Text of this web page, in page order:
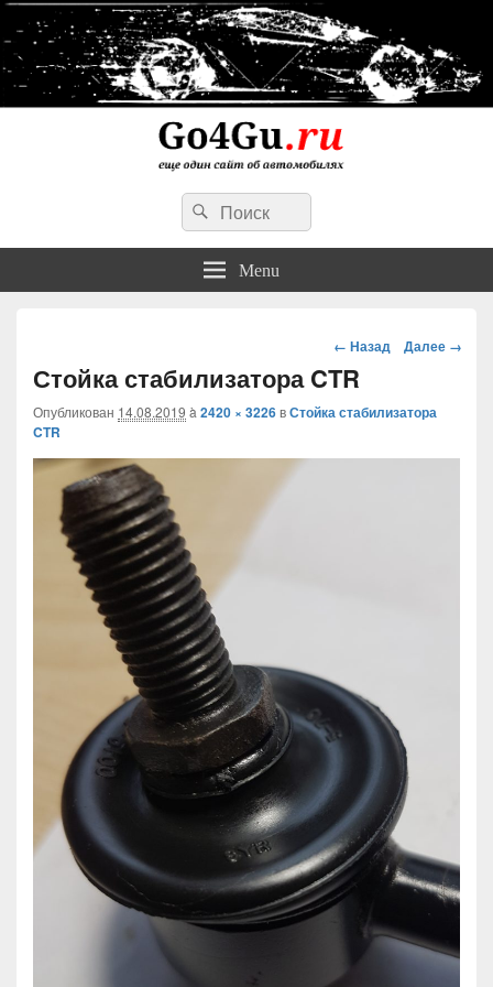
Go4Gu.ru сайт об автомобилях
личный опыт недорогого, простого и надежного ремонта авто
Search
for:
Search
Menu
Навигация
← Назад Далее →
Стойка стабилизатора CTR
Опубликован 14.08.2019 à 2420 × 3226вСтойка стабилизатора
CTR